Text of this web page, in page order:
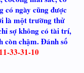
có ngày cũng được
là một trường thử
sợ không có tài trí,
còn chậm. Đánh số
11-33-31-10